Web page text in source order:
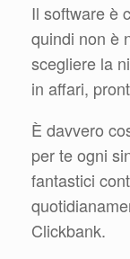
Il software è
quindi non è
scegliere la
in affari,
È davvero
per te ogni
fantastici
Clickbank.